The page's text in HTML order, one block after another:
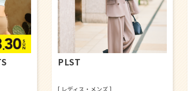
カサネオ
[ ミルクレープ ]